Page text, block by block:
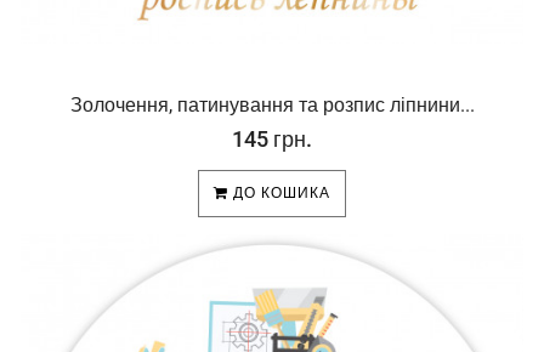
Золочення, патинування та розпис ліпнини...
145 грн.
ДО КОШИКА